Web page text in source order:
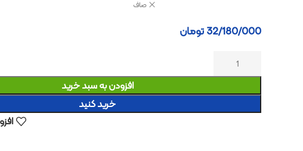
32/180/000تومان
افزودن به سبد خرید
افزودن به